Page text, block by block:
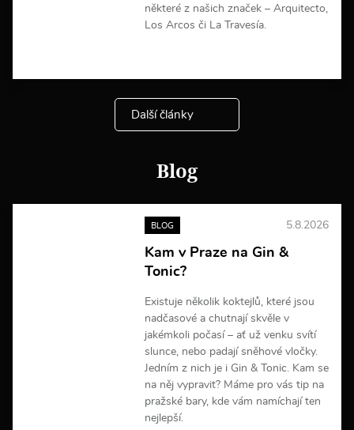
některé z našich značek – Arquitecto,
Los Arcos či La Travesía.
e
i
n
a
c
í
Další články
Blog
BLOG 5.8.2026
Kam v Praze na Gin &
Tonic?
Existuje několik koktejlů, které jsou
nadčasové a chutnají skvěle v
jakémkoli počasí – ať už venku svítí
slunce, nebo padají sněhové vločky.
Jedním z nich je i Gin & Tonic. Kam se
na něj vypravit? Máme pro vás tip na
pražské bary, kde vám namíchají ten
nejlepší.